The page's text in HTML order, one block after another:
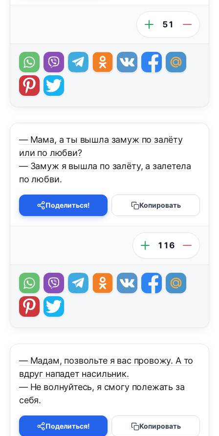
51
— Мама, а ты вышла замуж по залёту
или по любви?
— Замуж я вышла по залёту, а залетела
по любви.
Поделиться! Копировать
116
— Мадам, позвольте я вас провожу. А то
вдруг нападет насильник.
— Не волнуйтесь, я смогу полежать за
себя.
Поделиться! Копировать